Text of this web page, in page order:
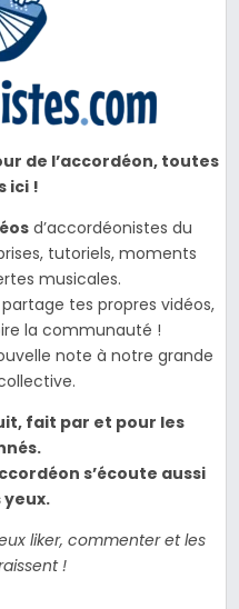
de l’accordéon, toutes
ici !
d’accordéonistes du
tutoriels, moments
musicales.
tes propres vidéos,
la communauté !
note à notre grande
fait par et pour les
s’écoute aussi
yeux.
liker, commenter et les
!